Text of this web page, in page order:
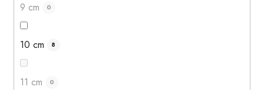
9 cm 0
10 cm 8
11 cm 0